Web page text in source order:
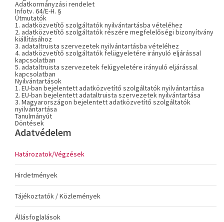
Adatkormányzási rendelet
Infotv. 64/E-H. §
Útmutatók
1. adatközvetítő szolgáltatók nyilvántartásba vételéhez
2. adatközvetítő szolgáltatók részére megfelelőségi bizonyítvány
kiállításához
3. adataltruista szervezetek nyilvántartásba vételéhez
4. adatközvetítő szolgáltatók felügyeletére irányuló eljárással
kapcsolatban
5. adataltruista szervezetek felügyeletére irányuló eljárással
kapcsolatban
Nyilvántartások
1. EU-ban bejelentett adatközvetítő szolgáltatók nyilvántartása
2. EU-ban bejelentett adataltruista szervezetek nyilvántartása
3. Magyarországon bejelentett adatközvetítő szolgáltatók
nyilvántartása
Tanulmányút
Döntések
Adatvédelem
Határozatok/Végzések
Hirdetmények
Tájékoztatók / Közlemények
Állásfoglalások